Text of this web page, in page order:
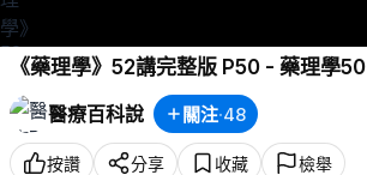
《藥理學》52講完整版 P50 - 藥理學50
醫療百科說
關注·48
按讚 分享 收藏 檢舉